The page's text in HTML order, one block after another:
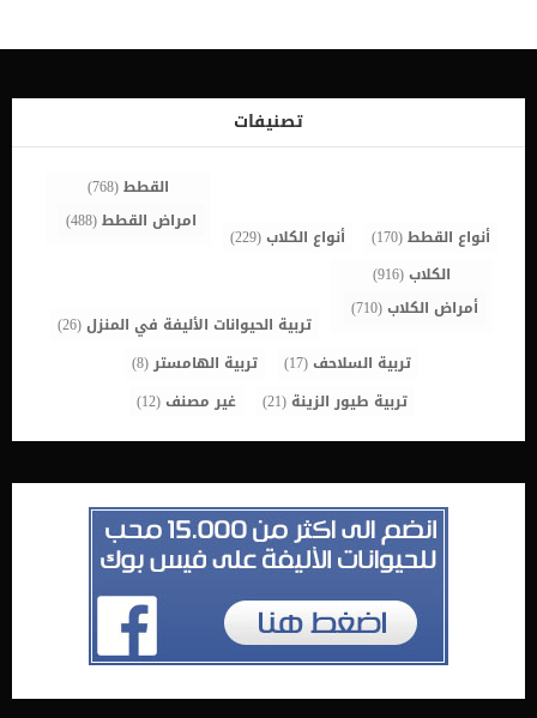
الأطعمة التي تناسب طريقة التغذية الحرة؟ تناسب هذه الطريقة جميع
dry food ) نظرًا لكونها لا تفسد بسرعة مثل الأطعمة الرطبة الأخرى.
الطعام الجاف يمكن تركه لساعات في أي ظروف مناخية ولن يفسد لذلك
فهو من أنسب الاختيارات إذا كنت تتبع نظام التغذية الحرة في تغذية
تصنيفات
أنواع القطط(170) أنواع الكلاب(229)
القطط(768)
امراض القطط(488)
الكلاب(916)
أمراض الكلاب(710)
تربية الحيوانات الأليفة في المنزل(26)
تربية السلاحف(17) تربية الهامستر(8)
تربية طيور الزينة (21) غير مصنف(12)